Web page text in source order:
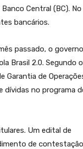
Central (BC).
bancários.
passado, o governo
Brasil 2.0. Segundo o
Garantia de
dívidas no programa
Um edital de
de